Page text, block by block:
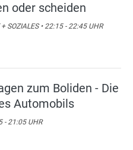
oder scheiden
+ SOZIALES • 22:15 - 22:45 UHR
zum Boliden - Die
Automobils
- 21:05 UHR